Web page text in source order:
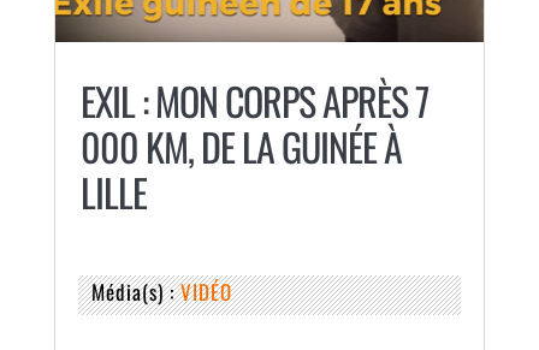
EXIL : MON CORPS APRÈS 7
000 KM, DE LA GUINÉE À
LILLE
Média(s) :VIDÉO